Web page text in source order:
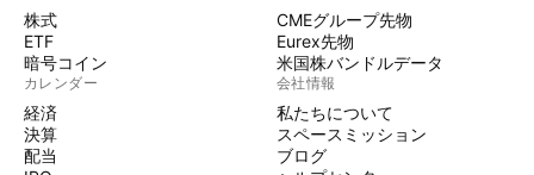
株式
ETF
暗号コイン
カレンダー
経済
決算
配当
CMEグループ先物
Eurex先物
米国株バンドルデータ
会社情報
私たちについて
スペースミッション
ブログ